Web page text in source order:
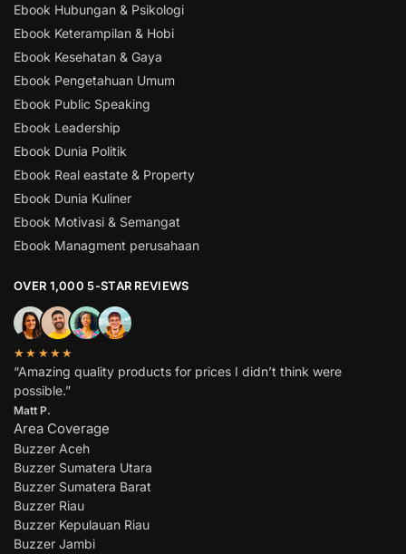
Ebook Hubungan & Psikologi
Ebook Keterampilan & Hobi
Ebook Kesehatan & Gaya
Ebook Pengetahuan Umum
Ebook Public Speaking
Ebook Leadership
Ebook Dunia Politik
Ebook Real eastate & Property
Ebook Dunia Kuliner
Ebook Motivasi & Semangat
Ebook Managment perusahaan
OVER 1,000 5-STAR REVIEWS
★★★★★
“Amazing quality products for prices I didn’t think were
possible.”
Matt P.
Area Coverage
Buzzer Aceh
Buzzer Sumatera Utara
Buzzer Sumatera Barat
Buzzer Riau
Buzzer Kepulauan Riau
Buzzer Jambi